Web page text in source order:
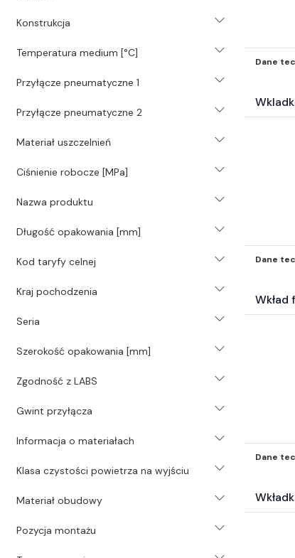
(6266)
Inne (766)
Świece (203)
Hydraulika (1488)
Akcesoria BHP i odzież (323)
Samochodowe Zestawy naprawcze i
Surowce energetyczne i paliwa (19)
Filtry inne* (504)
Elektrotechnika (4641)
Pompy (42)
(2)
Wyposażenie wartsztatu (3)
Inne części-nie zakwalifikowane
wyżej* (5664)
Konstrukcja
Temperatura medium [°C]
Przyłącze pneumatyczne 1
Przyłącze pneumatyczne 2
Materiał uszczelnień
Ciśnienie robocze [MPa]
Nazwa produktu
Długość opakowania [mm]
Kod taryfy celnej
Kraj pochodzenia
Seria
Szerokość opakowania [mm]
Zgodność z LABS
Gwint przyłącza
Informacja o materiałach
Klasa czystości powietrza na wyjściu
Materiał obudowy
Pozycja montażu
Dane
Dane
Wkład
Dane